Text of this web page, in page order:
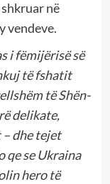
në
vendeve.
i fëmijërisë së
të fshatit
të Shën-
delikate,
– dhe tejet
qe se Ukraina
hero të